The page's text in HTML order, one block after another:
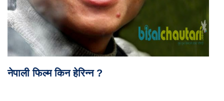
नेपाली फिल्म किन हेरिन्न ?